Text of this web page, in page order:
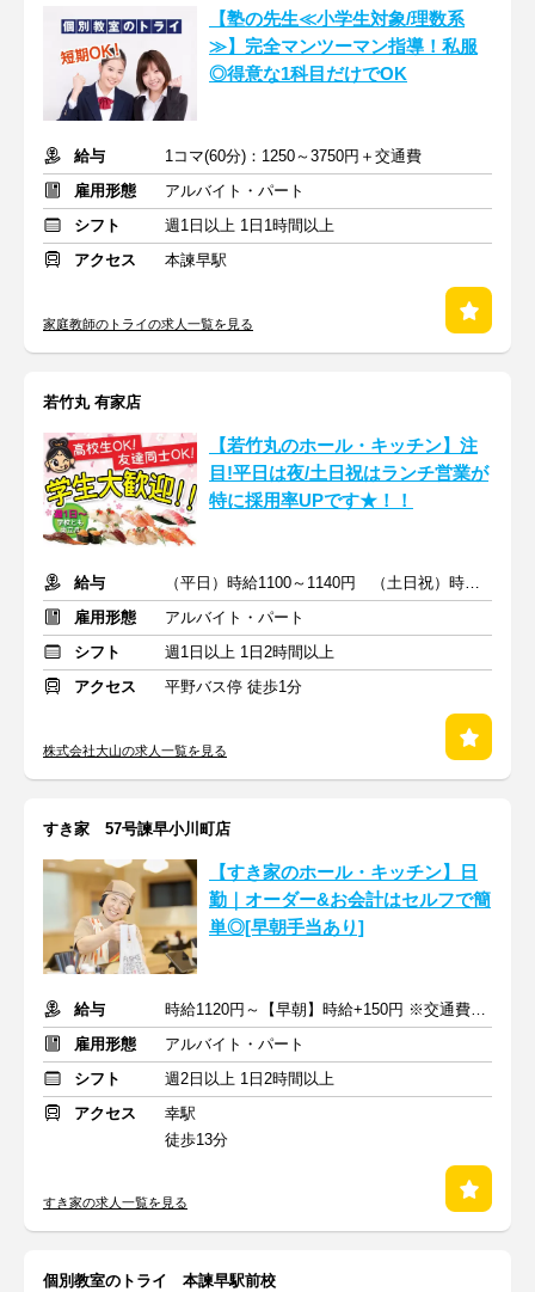
【塾の先生≪小学生対象/理数系
≫】完全マンツーマン指導！私服
◎得意な1科目だけでOK
給与
1コマ(60分)：1250～3750円＋交通費
雇用形態
アルバイト・パート
シフト
週1日以上 1日1時間以上
アクセス
本諫早駅
家庭教師のトライの求人一覧を見る
若竹丸 有家店
【若竹丸のホール・キッチン】注
目!平日は夜/土日祝はランチ営業が
特に採用率UPです★！！
給与
（平日）時給1100～1140円 （土日祝）時給1130～1170円
雇用形態
アルバイト・パート
シフト
週1日以上 1日2時間以上
アクセス
平野バス停 徒歩1分
株式会社大山の求人一覧を見る
すき家 57号諫早小川町店
【すき家のホール・キッチン】日
勤｜オーダー&お会計はセルフで簡
単◎[早朝手当あり]
給与
時給1120円～【早朝】時給+150円 ※交通費支給
雇用形態
アルバイト・パート
シフト
週2日以上 1日2時間以上
アクセス
幸駅
徒歩13分
すき家の求人一覧を見る
個別教室のトライ 本諫早駅前校